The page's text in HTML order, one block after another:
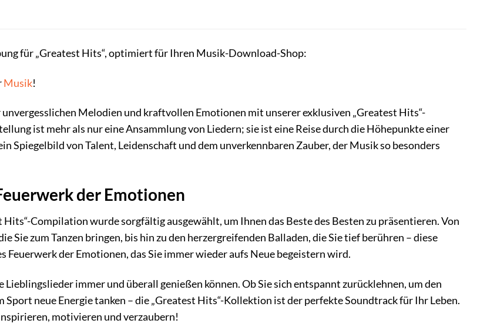
für „Greatest Hits“, optimiert für Ihren Musik-Download-Shop:
Musik!
unvergesslichen Melodien und kraftvollen Emotionen mit unserer exklusiven „Greatest Hits“-
ist mehr als nur eine Ansammlung von Liedern; sie ist eine Reise durch die Höhepunkte einer
Spiegelbild von Talent, Leidenschaft und dem unverkennbaren Zauber, der Musik so besonders
der Emotionen
Hits“-Compilation wurde sorgfältig ausgewählt, um Ihnen das Beste des Besten zu präsentieren. Von
Sie zum Tanzen bringen, bis hin zu den herzergreifenden Balladen, die Sie tief berühren – diese
Feuerwerk der Emotionen, das Sie immer wieder aufs Neue begeistern wird.
Lieblingslieder immer und überall genießen können. Ob Sie sich entspannt zurücklehnen, um den
Sport neue Energie tanken – die „Greatest Hits“-Kollektion ist der perfekte Soundtrack für Ihr Leben.
motivieren und verzaubern!